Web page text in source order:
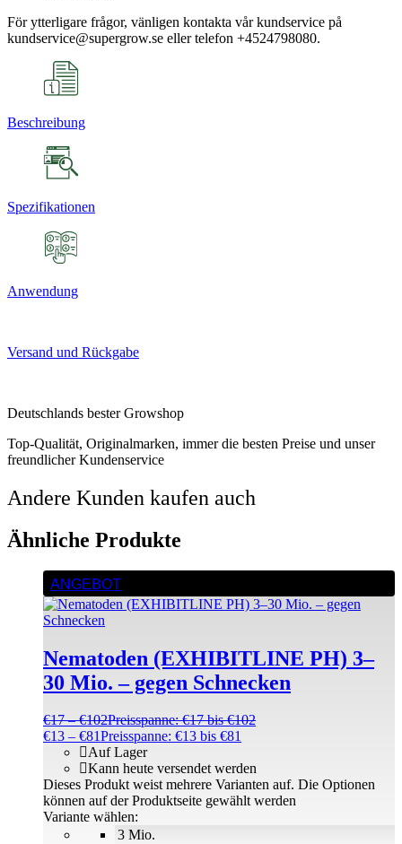
För ytterligare frågor, vänligen kontakta vår kundservice på
kundservice@supergrow.se eller telefon +4524798080.
Beschreibung
Spezifikationen
Anwendung
Versand und Rückgabe
Deutschlands bester Growshop
Top-Qualität, Originalmarken, immer die besten Preise und unser
freundlicher Kundenservice
Andere Kunden kaufen auch
Ähnliche Produkte
ANGEBOT
Nematoden (EXHIBITLINE PH) 3–
30 Mio. – gegen Schnecken
€17 –€102Preisspanne: €17 bis €102
€13 – €81Preisspanne: €13 bis €81
3 Mio.
Auf Lager
Kann heute versendet werden
Variante wählen:
Dieses Produkt weist mehrere Varianten auf. Die Optionen
können auf der Produktseite gewählt werden